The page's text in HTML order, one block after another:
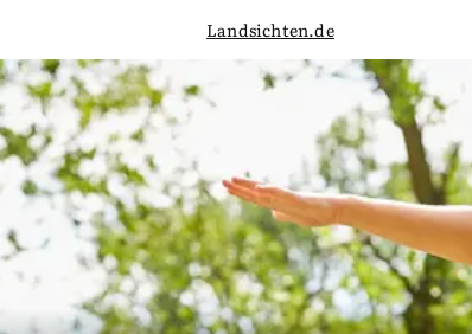
Landsichten.de